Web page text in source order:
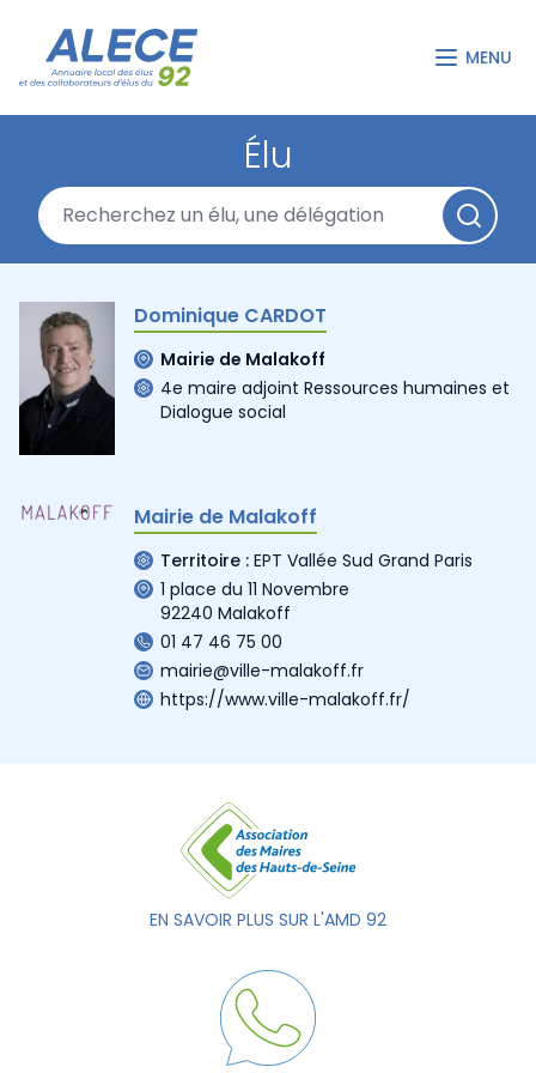
MENU
Élu
Dominique CARDOT
Mairie de Malakoff
4e maire adjoint Ressources humaines et
Dialogue social
Mairie de Malakoff
Territoire : EPT Vallée Sud Grand Paris
1 place du 11 Novembre
92240 Malakoff
01 47 46 75 00
mairie@ville-malakoff.fr
https://www.ville-malakoff.fr/
EN SAVOIR PLUS SUR L'AMD 92